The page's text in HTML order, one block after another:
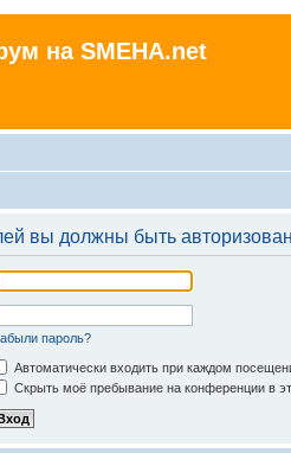
на SMEHA.net
вы должны быть
пароль?
Автоматически входить при каждом
Скрыть моё пребывание на конференции в